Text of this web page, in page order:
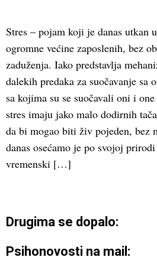
Stres – pojam koji je danas utkan
ogromne većine zaposlenih, bez
zaduženja. Iako predstavlja
dalekih predaka za suočavanje sa
sa kojima su se suočavali oni i
stres imaju jako malo dodirnih
da bi mogao biti živ pojeden, bez
danas osećamo je po svojoj
vremenski […]
Drugima se dopalo:
Psihonovosti na mail: